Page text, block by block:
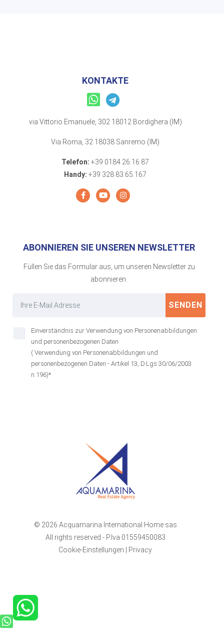
© 2026 Acquamarina International Home sas
All rights reserved - P.Iva 01559450083
Cookie-Einstellungen
Privacy
KONTAKTE
via Vittorio Emanuele, 302 18012 Bordighera (IM)
Via Roma, 32 18038 Sanremo (IM)
Telefon: +39 0184 26.16.87
Handy: +39 328 83.65.167
ABONNIEREN SIE UNSEREN NEWSLETTER
Füllen Sie das Formular aus, um unseren Newsletter zu
abonnieren.
SENDEN
Einverständnis zur Verwendung von Personenabbildungen
und personenbezogenen Daten
( Verwendung von Personenabbildungen und
personenbezogenen Daten - Artikel 13, D.Lgs 30/06/2003
n.196)*